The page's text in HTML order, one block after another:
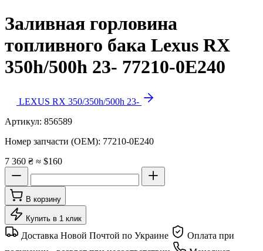
Заливная горловина
топливного бака Lexus RX
350h/500h 23- 77210-0E240
LEXUS RX 350/350h/500h 23-
Артикул: 856589
Номер запчасти (OEM): 77210-0E240
7 360 ₴ ≈ $160
В корзину
Купить в 1 клик
Доставка Новой Почтой по Украине
Оплата при